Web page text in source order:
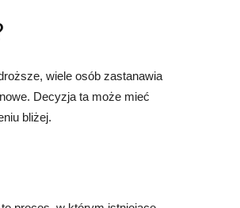
wiele osób zastanawia
Decyzja ta może mieć
bliżej.